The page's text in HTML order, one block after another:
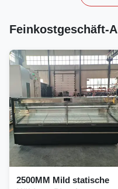
Feinkostgeschäft-
2500MM Mild statische